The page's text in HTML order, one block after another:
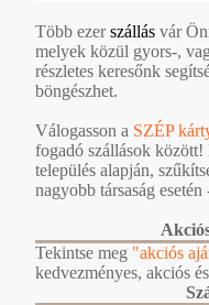
Több ezerszállás vár
melyek közül gyors-,
részletes keresőnk
böngészhet.
Válogasson a SZÉP
fogadó szállások között!
település alapján,
nagyobb társaság
Tekintse meg "akciós
kedvezményes, akciós